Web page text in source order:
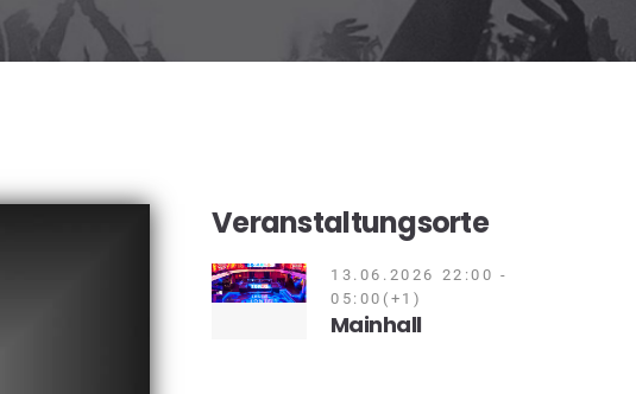
Veranstaltungsorte
13.06.2026 22:00 -
05:00(+1)
Mainhall